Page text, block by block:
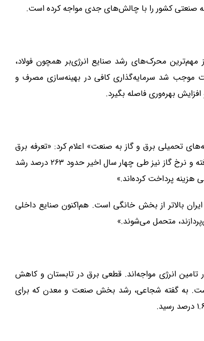
صنعتی کشور را با چالش‌های جدی مواجه کرده است.
مهم‌ترین محرک‌های رشد صنایع انرژی‌بر همچون فولاد،
موجب شد سرمایه‌گذاری کافی در بهینه‌سازی مصرف و
بهره‌وری فاصله بگیرد.
تحمیلی برق و گاز به صنعت» اعلام کرد: «تعرفه برق
برای صنایع طی مدت کوتاهی بیش از ۳۲۰ درصد افزایش یافته و نرخ گاز نیز طی چهار سال اخیر حدود ۲۶۳ درصد رشد
بالاتر از بخش خانگی است. هم‌اکنون صنایع داخلی
انرژی مواجه‌اند. قطعی برق در تابستان و کاهش
است. به گفته شجاعی، رشد بخش صنعت و معدن که برای